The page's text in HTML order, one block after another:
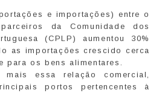
e importações) entre o
da Comunidade dos
(CPLP) aumentou 30%
as importações crescido cerca
para os bens alimentares.
essa relação comercial,
portos pertencentes à